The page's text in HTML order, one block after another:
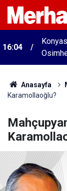
16:04
Anasayfa
Karamollaoğlu?